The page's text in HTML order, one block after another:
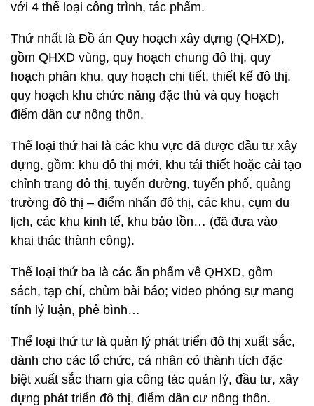
với 4 thể loại công trình, tác phẩm.
Thứ nhất là Đồ án Quy hoạch xây dựng (QHXD),
gồm QHXD vùng, quy hoạch chung đô thị, quy
hoạch phân khu, quy hoạch chi tiết, thiết kế đô thị,
quy hoạch khu chức năng đặc thù và quy hoạch
điểm dân cư nông thôn.
Thể loại thứ hai là các khu vực đã được đầu tư xây
dựng, gồm: khu đô thị mới, khu tái thiết hoặc cải tạo
chỉnh trang đô thị, tuyến đường, tuyến phố, quảng
trường đô thị – điểm nhấn đô thị, các khu, cụm du
lịch, các khu kinh tế, khu bảo tồn… (đã đưa vào
khai thác thành công).
Thể loại thứ ba là các ấn phẩm về QHXD, gồm
sách, tạp chí, chùm bài báo; video phóng sự mang
tính lý luận, phê bình…
Thể loại thứ tư là quản lý phát triển đô thị xuất sắc,
dành cho các tổ chức, cá nhân có thành tích đặc
biệt xuất sắc tham gia công tác quản lý, đầu tư, xây
dựng phát triển đô thị, điểm dân cư nông thôn.